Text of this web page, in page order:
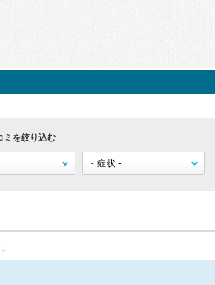
ミを絞り込む